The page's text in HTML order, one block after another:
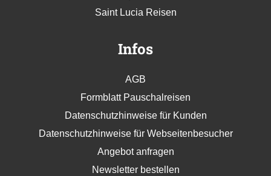
Saint Lucia Reisen
Infos
AGB
Formblatt Pauschalreisen
Datenschutzhinweise für Kunden
Datenschutzhinweise für Webseitenbesucher
Angebot anfragen
Newsletter bestellen